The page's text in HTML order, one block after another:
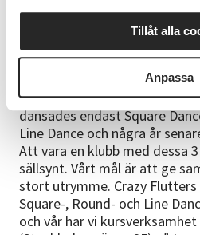
Tillåt alla
Anpassa
Om föreningen Crazy
Crazy Flutters startade sin
och har verksamhet kring
Line- och Round Dance.
verksamhet i Sigtuna
Studieförbundet
dansades endast Square
Line Dance och några år
Att vara en klubb med dessa
sällsynt. Vårt mål är att ge
stort utrymme. Crazy Flutters
Square-, Round- och Line
och vår har vi